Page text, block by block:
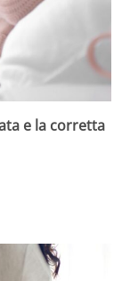
e la corretta